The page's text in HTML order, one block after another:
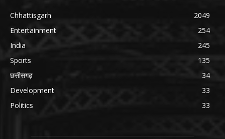
Chhattisgarh
2049
Entertainment
254
India
245
Sports
135
छत्तीसगढ़
34
Development
33
Politics
33